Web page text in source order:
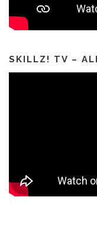
SKILLZ! TV –